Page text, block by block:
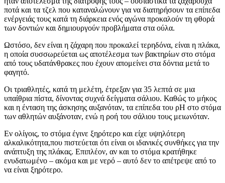
ποτά και τα τζελ που καταναλώνουν για να διατηρήσουν τα επίπεδα
ενέργειάς τους κατά τη διάρκεια ενός αγώνα προκαλούν τη φθορά
των δοντιών και δημιουργούν προβλήματα στα ούλα.
Ωστόσο, δεν είναι η ζάχαρη που προκαλεί τερηδόνα, είναι η πλάκα,
η οποία συσσωρεύεται ως αποτέλεσμα των βακτηρίων στο στόμα
από τους υδατάνθρακες που έχουν απομείνει στα δόντια μετά το
φαγητό.
Οι τριαθλητές, κατά τη μελέτη, έτρεξαν για 35 λεπτά σε μια
υπαίθρια πίστα, δίνοντας συχνά δείγματα σάλιου. Καθώς το μήκος
και η ένταση της άσκησης αυξανόταν, τα επίπεδα του ρΗ στο στόμα
των αθλητών αυξάνοταν, ενώ η ροή του σάλιου τους μειωνόταν.
Εν ολίγοις, το στόμα έγινε ξηρότερο και είχε υψηλότερη
αλκαλικότητα,που πιστεύεται ότι είναι οι ιδανικές συνθήκες για την
ανάπτυξη της πλάκας. Επιπλέον, αν και το στόμα κρατήθηκε
ενυδατωμένο – ακόμα και με νερό – αυτό δεν το απέτρεψε από το
να είναι ξηρότερο.